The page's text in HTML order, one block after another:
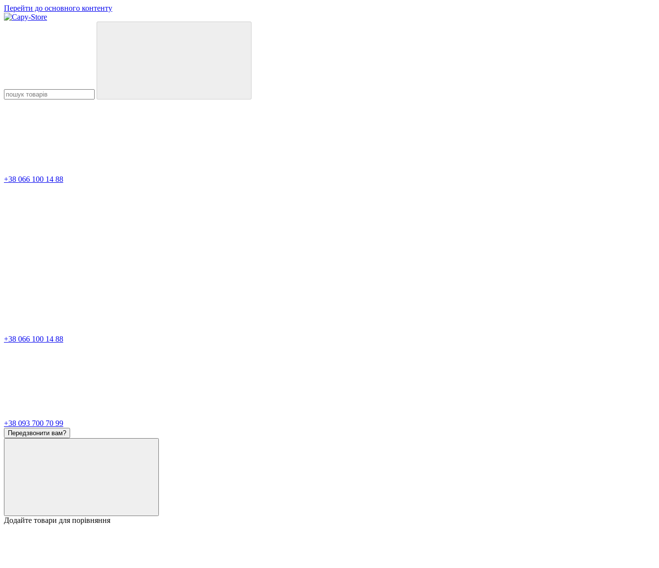
Перейти до основного контенту
+38 066 100 14 88
+38 066 100 14 88
+38 093 700 70 99
Передзвонити вам?
Додайте товари для порівняння